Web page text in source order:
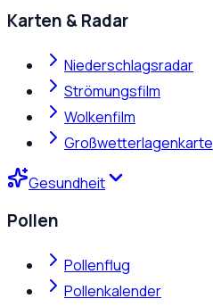
Karten & Radar
Niederschlagsradar
Strömungsfilm
Wolkenfilm
Großwetterlagenkarte
Gesundheit
Pollen
Pollenflug
Pollenkalender